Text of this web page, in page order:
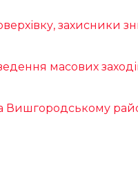
захисники
масових
Вишгородському